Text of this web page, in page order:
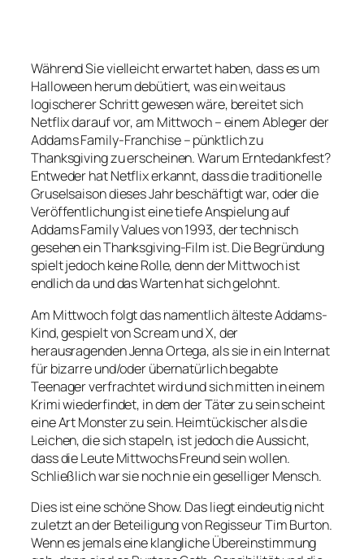
Während Sie vielleicht erwartet haben, dass es um
Halloween herum debütiert, was ein weitaus
logischerer Schritt gewesen wäre, bereitet sich
Netflix darauf vor, am Mittwoch – einem Ableger der
Addams Family-Franchise – pünktlich zu
Thanksgiving zu erscheinen. Warum Erntedankfest?
Entweder hat Netflix erkannt, dass die traditionelle
Gruselsaison dieses Jahr beschäftigt war, oder die
Veröffentlichung ist eine tiefe Anspielung auf
Addams Family Values ​​von 1993, der technisch
gesehen ein Thanksgiving-Film ist. Die Begründung
spielt jedoch keine Rolle, denn der Mittwoch ist
endlich da und das Warten hat sich gelohnt.
Am Mittwoch folgt das namentlich älteste Addams-
Kind, gespielt von Scream und X, der
herausragenden Jenna Ortega, als sie in ein Internat
für bizarre und/oder übernatürlich begabte
Teenager verfrachtet wird und sich mitten in einem
Krimi wiederfindet, in dem der Täter zu sein scheint
eine Art Monster zu sein. Heimtückischer als die
Leichen, die sich stapeln, ist jedoch die Aussicht,
dass die Leute Mittwochs Freund sein wollen.
Schließlich war sie noch nie ein geselliger Mensch.
Dies ist eine schöne Show. Das liegt eindeutig nicht
zuletzt an der Beteiligung von Regisseur Tim Burton.
Wenn es jemals eine klangliche Übereinstimmung